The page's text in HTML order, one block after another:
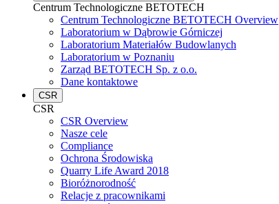
Centrum Technologiczne BETOTECH
Centrum Technologiczne BETOTECH Overview
Laboratorium w Dąbrowie Górniczej
Laboratorium Materiałów Budowlanych
Laboratorium w Poznaniu
Zarząd BETOTECH Sp. z o.o.
Dane kontaktowe
CSR
CSR
CSR Overview
Nasze cele
Compliance
Ochrona Środowiska
Quarry Life Award 2018
Bioróżnorodność
Relacje z pracownikami